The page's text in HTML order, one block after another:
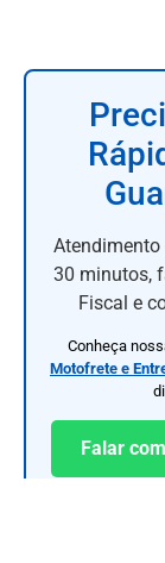
30 minutos,
Fiscal e
Conheça
Motofrete e
Falar